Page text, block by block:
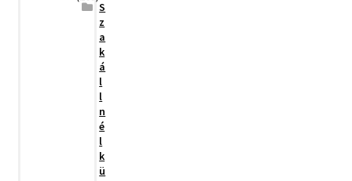
S
z
a
k
á
l
l
n
é
l
k
ü